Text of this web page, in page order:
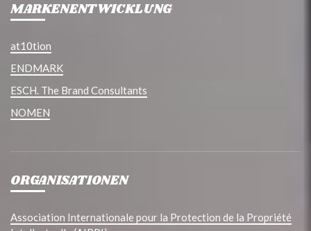
MARKENENTWICKLUNG
at10tion
ENDMARK
ESCH. The Brand Consultants
NOMEN
ORGANISATIONEN
Association Internationale pour la Protection de la Propriété